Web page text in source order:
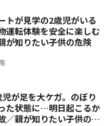
トが見学の2歳児がいる
運転体験を安全に楽しむ
が知りたい子供の危険
が足を大ケガ。のぼり
た状態に…明日起こるか
／親が知りたい子供の危